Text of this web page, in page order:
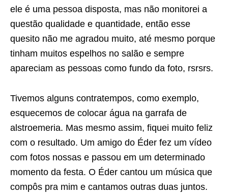
ele é uma pessoa disposta, mas não monitorei a
questão qualidade e quantidade, então esse
quesito não me agradou muito, até mesmo porque
tinham muitos espelhos no salão e sempre
apareciam as pessoas como fundo da foto, rsrsrs.
Tivemos alguns contratempos, como exemplo,
esquecemos de colocar água na garrafa de
alstroemeria. Mas mesmo assim, fiquei muito feliz
com o resultado. Um amigo do Éder fez um vídeo
com fotos nossas e passou em um determinado
momento da festa. O Éder cantou um música que
compôs pra mim e cantamos outras duas juntos.